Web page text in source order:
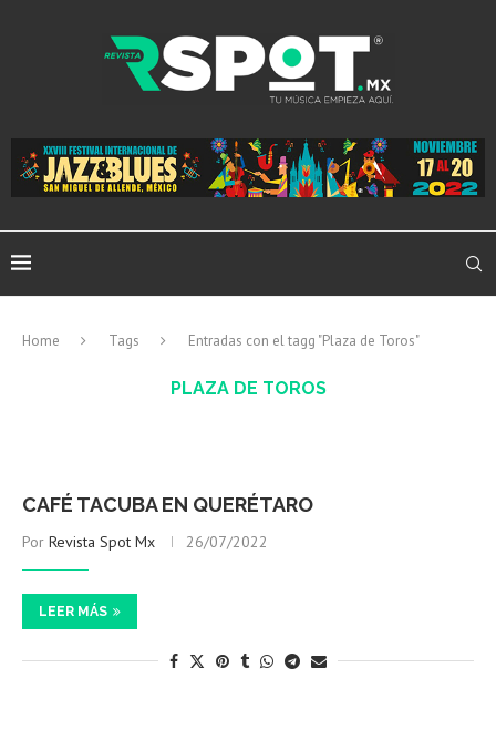
Home Tags Entradas con el tagg "Plaza de Toros"
PLAZA DE TOROS
CAFÉ TACUBA EN QUERÉTARO
Por Revista Spot Mx 26/07/2022
LEER MÁS